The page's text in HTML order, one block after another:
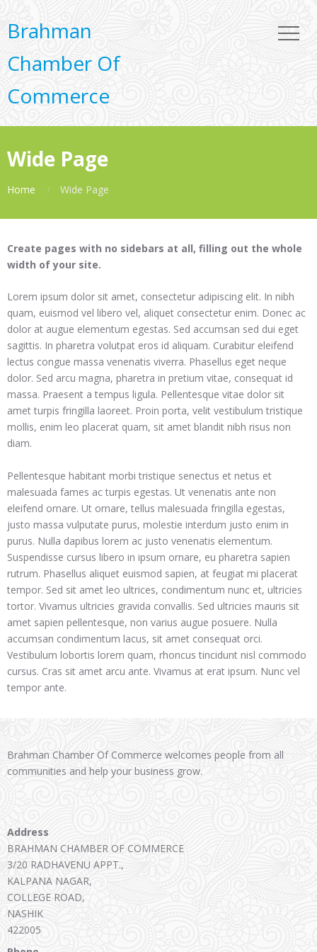
Brahman
Chamber Of
Commerce
Wide Page
Home Wide Page
Create pages with no sidebars at all, filling out the whole
width of your site.
Lorem ipsum dolor sit amet, consectetur adipiscing elit. In nibh
quam, euismod vel libero vel, aliquet consectetur enim. Donec ac
dolor at augue elementum egestas. Sed accumsan sed dui eget
sagittis. In pharetra volutpat eros id aliquam. Curabitur eleifend
lectus congue massa venenatis viverra. Phasellus eget neque
dolor. Sed arcu magna, pharetra in pretium vitae, consequat id
massa. Praesent a tempus ligula. Pellentesque vitae dolor sit
amet turpis fringilla laoreet. Proin porta, velit vestibulum tristique
mollis, enim leo placerat quam, sit amet blandit nibh risus non
diam.
Pellentesque habitant morbi tristique senectus et netus et
malesuada fames ac turpis egestas. Ut venenatis ante non
eleifend ornare. Ut ornare, tellus malesuada fringilla egestas,
justo massa vulputate purus, molestie interdum justo enim in
purus. Nulla dapibus lorem ac justo venenatis elementum.
Suspendisse cursus libero in ipsum ornare, eu pharetra sapien
rutrum. Phasellus aliquet euismod sapien, at feugiat mi placerat
tempor. Sed sit amet leo ultrices, condimentum nunc et, ultricies
tortor. Vivamus ultricies gravida convallis. Sed ultricies mauris sit
amet sapien pellentesque, non varius augue posuere. Nulla
accumsan condimentum lacus, sit amet consequat orci.
Vestibulum lobortis lorem quam, rhoncus tincidunt nisl commodo
cursus. Cras sit amet arcu ante. Vivamus at erat ipsum. Nunc vel
tempor ante.
Brahman Chamber Of Commerce welcomes people from all
communities and help your business grow.
Address
BRAHMAN CHAMBER OF COMMERCE
3/20 RADHAVENU APPT.,
KALPANA NAGAR,
COLLEGE ROAD,
NASHIK
422005